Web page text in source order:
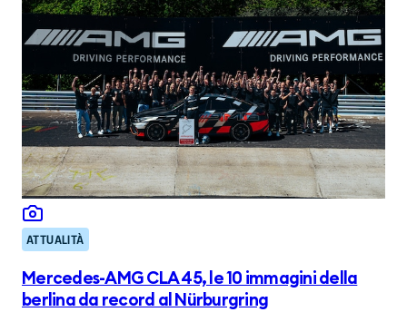
ATTUALITÀ
Mercedes-AMG CLA 45, le 10 immagini della
berlina da record al Nürburgring